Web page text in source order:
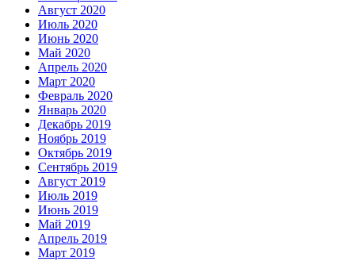
Август 2020
Июль 2020
Июнь 2020
Май 2020
Апрель 2020
Март 2020
Февраль 2020
Январь 2020
Декабрь 2019
Ноябрь 2019
Октябрь 2019
Сентябрь 2019
Август 2019
Июль 2019
Июнь 2019
Май 2019
Апрель 2019
Март 2019